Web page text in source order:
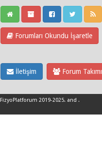
Forumları Okundu İşaretle
İletişim Forum Takımı
FizyoPlatforum 2019-2025. and .